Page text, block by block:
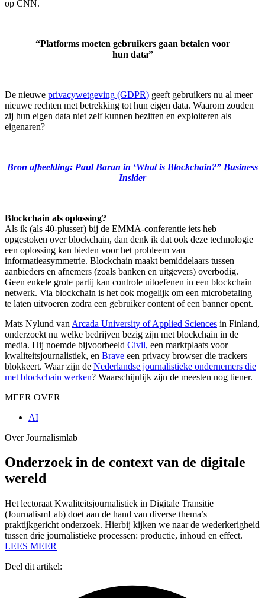
op CNN.
“Platforms moeten gebruikers gaan betalen voor
hun data”
De nieuwe privacywetgeving (GDPR) geeft gebruikers nu al meer
nieuwe rechten met betrekking tot hun eigen data. Waarom zouden
zij hun eigen data niet zelf kunnen bezitten en exploiteren als
eigenaren?
Bron afbeelding: Paul Baran in ‘What is Blockchain?” Business
Insider
Blockchain als oplossing?
Als ik (als 40-plusser) bij de EMMA-conferentie iets heb
opgestoken over blockchain, dan denk ik dat ook deze technologie
een oplossing kan bieden voor het probleem van
informatieasymmetrie. Blockchain maakt bemiddelaars tussen
aanbieders en afnemers (zoals banken en uitgevers) overbodig.
Geen enkele grote partij kan controle uitoefenen in een blockchain
netwerk. Via blockchain is het ook mogelijk om een microbetaling
te laten uitvoeren zodra een gebruiker content of een banner opent.
Mats Nylund van Arcada University of Applied Sciences in Finland,
onderzoekt nu welke bedrijven bezig zijn met blockchain in de
media. Hij noemde bijvoorbeeld Civil, een marktplaats voor
kwaliteitsjournalistiek, en Brave een privacy browser die trackers
blokkeert. Waar zijn de Nederlandse journalistieke ondernemers die
met blockchain werken? Waarschijnlijk zijn de meesten nog tiener.
MEER OVER
AI
Over Journalismlab
Onderzoek in de context van de digitale
wereld
Het lectoraat Kwaliteitsjournalistiek in Digitale Transitie
(JournalismLab) doet aan de hand van diverse thema’s
praktijkgericht onderzoek. Hierbij kijken we naar de wederkerigheid
tussen drie journalistieke processen: productie, inhoud en effect.
LEES MEER
Deel dit artikel: